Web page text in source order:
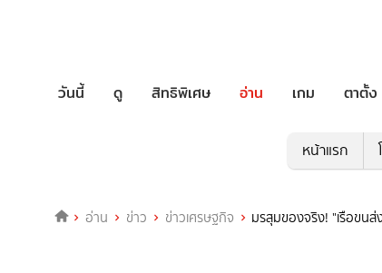
วันนี้ ดู สิทธิพิเศษ อ่าน เกม ตาตั้ง
หน้าแรก
อ่าน ข่าว ข่าวเศรษฐกิจ มรสุมของจริง! "เรือข